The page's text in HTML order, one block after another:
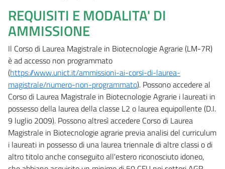
REQUISITI E MODALITA' DI
AMMISSIONE
Il Corso di Laurea Magistrale in Biotecnologie Agrarie (LM-7R)
è ad accesso non programmato
(https://www.unict.it/ammissioni-ai-corsi-di-laurea-
magistrale/numero-non-programmato). Possono accedere al
Corso di Laurea Magistrale in Biotecnologie Agrarie i laureati in
possesso della laurea della classe L2 o laurea equipollente (D.I.
9 luglio 2009). Possono altresì accedere Corso di Laurea
Magistrale in Biotecnologie agrarie previa analisi del curriculum
i laureati in possesso di una laurea triennale di altre classi o di
altro titolo anche conseguito all'estero riconosciuto idoneo,